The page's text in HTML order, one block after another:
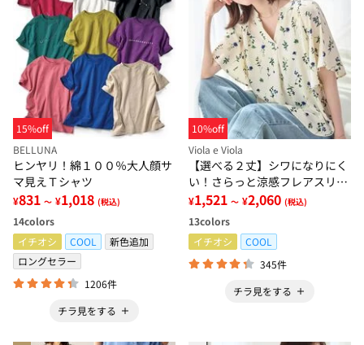
15%off
BELLUNA
ヒンヤリ！綿１００％大人顔サ
マ見えＴシャツ
¥831 ～ ¥1,018 (税込)
14colors
イチオシ
COOL
新色追加
ロングセラー
1206件
チラ見をする
10%off
Viola e Viola
【選べる２丈】シワになりにく
い！さらっと涼感フレアスリー
ブブラウス
¥1,521 ～ ¥2,060 (税込)
13colors
イチオシ
COOL
345件
チラ見をする